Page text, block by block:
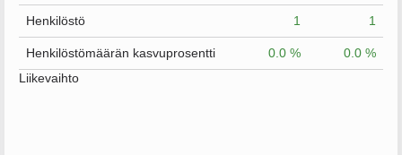
Henkilöstö 1 1
Henkilöstömäärän kasvuprosentti 0.0 %
0.0 %
Liikevaihto